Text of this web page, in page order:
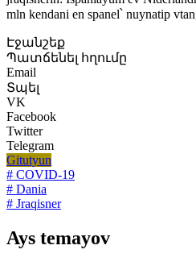
mln kendani en spanel՝ nuynatip
Էջանշեք
Պատճենել հղումը
Email
Տպել
VK
Facebook
Twitter
Telegram
Gitutyun
# COVID-19
# Dania
# Jraqisner
Ays temayov